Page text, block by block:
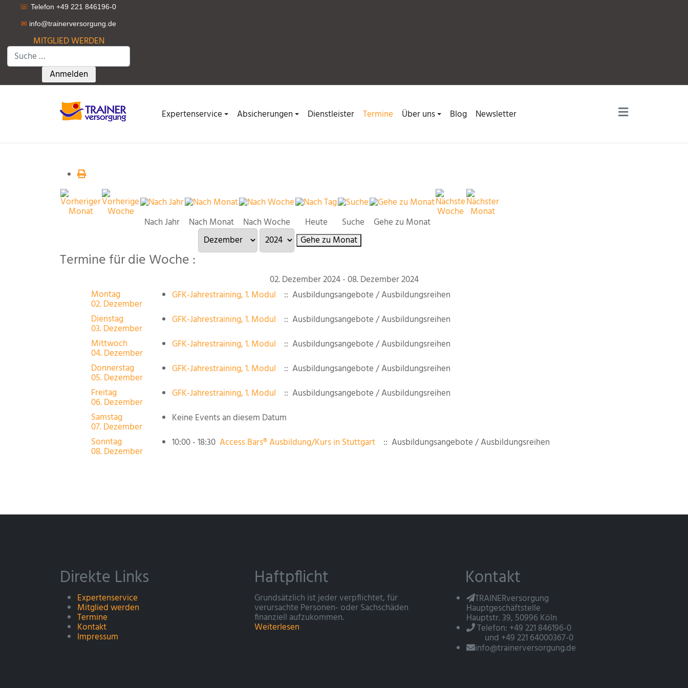
☏ Telefon +49 221 846196-0
✉ info@trainerversorgung.de
MITGLIED WERDEN
Suchen
Type 2 or more characters for results.
Anmelden
Expertenservice Absicherungen Dienstleister Termine Über uns Blog Newsletter
Nach Jahr Nach Monat Nach Woche Heute Suche
Gehe zu Monat
Gehe zu Monat
Termine für die Woche :
02. Dezember 2024 - 08. Dezember 2024
Montag
02. Dezember
GFK-Jahrestraining, 1. Modul
:: Ausbildungsangebote / Ausbildungsreihen
Dienstag
03. Dezember
GFK-Jahrestraining, 1. Modul
:: Ausbildungsangebote / Ausbildungsreihen
Mittwoch
04. Dezember
GFK-Jahrestraining, 1. Modul
:: Ausbildungsangebote / Ausbildungsreihen
Donnerstag
05. Dezember
GFK-Jahrestraining, 1. Modul
:: Ausbildungsangebote / Ausbildungsreihen
Freitag
06. Dezember
GFK-Jahrestraining, 1. Modul
:: Ausbildungsangebote / Ausbildungsreihen
Samstag
07. Dezember
Keine Events an diesem Datum
Sonntag
08. Dezember
10:00 - 18:30 Access Bars® Ausbildung/Kurs in Stuttgart :: Ausbildungsangebote / Ausbildungsreihen
Direkte Links
Expertenservice
Mitglied werden
Termine
Kontakt
Impressum
Haftpflicht
Grundsätzlich ist jeder verpflichtet, für
verursachte Personen- oder Sachschäden
finanziell aufzukommen.
Weiterlesen
Kontakt
TRAINERversorgung
Hauptgeschäftstelle
Hauptstr. 39, 50996 Köln
Telefon: +49 221 846196-0
und +49 221 64000367-0
info@trainerversorgung.de